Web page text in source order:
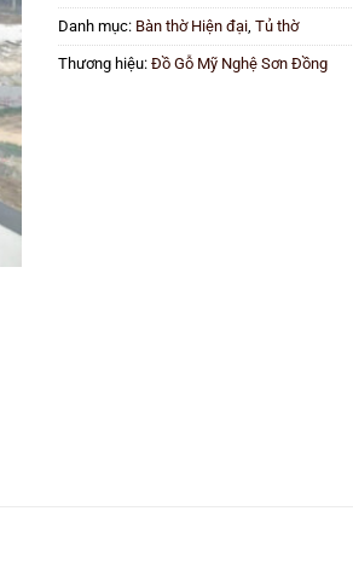
Danh mục: Bàn thờ Hiện đại, Tủ thờ
Thương hiệu: Đồ Gỗ Mỹ Nghệ Sơn Đồng